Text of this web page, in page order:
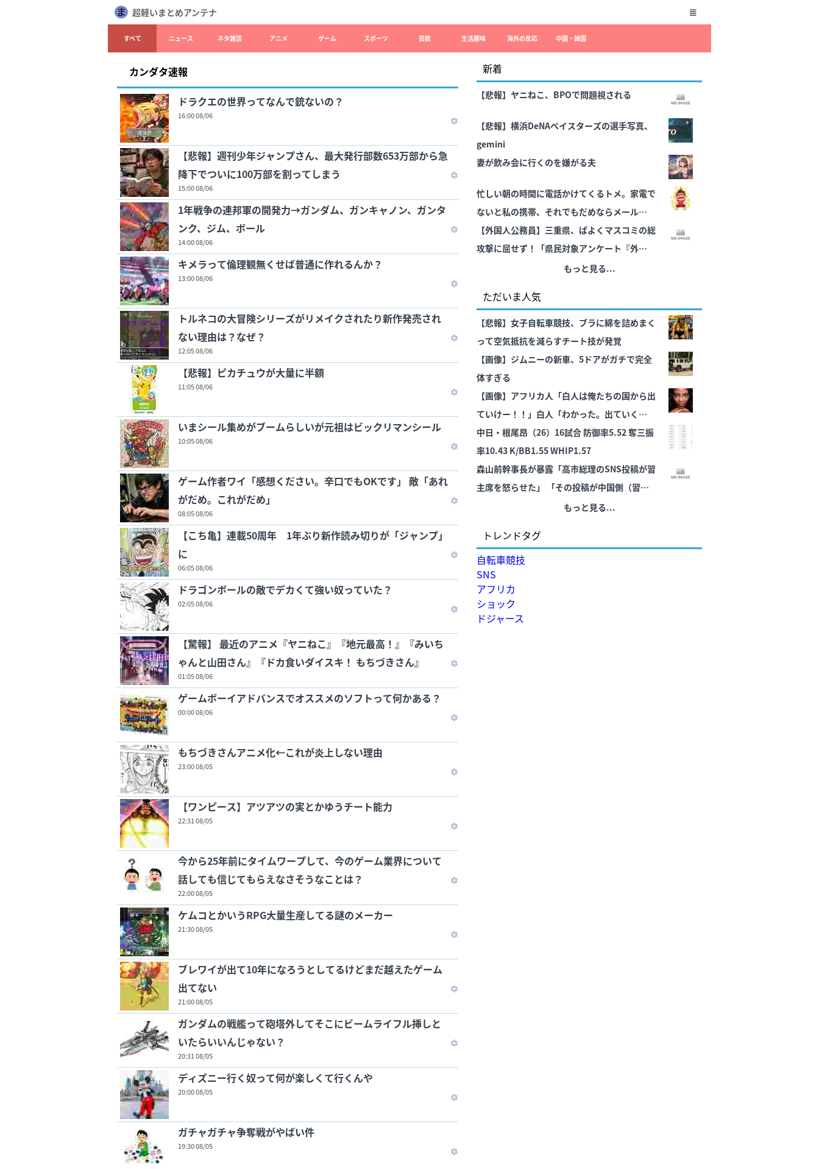
超軽いまとめアンテナ
すべて ニュース ネタ雑談 アニメ ゲーム スポーツ 芸能 生活趣味 海外の反応 中国・韓国
カンダタ速報
ドラクエの世界ってなんで銃ないの？
16:00 08/06
【悲報】週刊少年ジャンプさん、最大発行部数653万部から急
降下でついに100万部を割ってしまう
15:00 08/06
1年戦争の連邦軍の開発力→ガンダム、ガンキャノン、ガンタ
ンク、ジム、ボール
14:00 08/06
キメラって倫理観無くせば普通に作れるんか？
13:00 08/06
トルネコの大冒険シリーズがリメイクされたり新作発売され
ない理由は？なぜ？
12:05 08/06
【悲報】ピカチュウが大量に半額
11:05 08/06
いまシール集めがブームらしいが元祖はビックリマンシール
10:05 08/06
ゲーム作者ワイ「感想ください。辛口でもOKです」 敵「あれ
がだめ。これがだめ」
08:05 08/06
【こち亀】連載50周年 1年ぶり新作読み切りが「ジャンプ」
に
06:05 08/06
ドラゴンボールの敵でデカくて強い奴っていた？
02:05 08/06
【驚報】 最近のアニメ『ヤニねこ』『地元最高！』『みいち
ゃんと山田さん』『ドカ食いダイスキ！ もちづきさん』
01:05 08/06
ゲームボーイアドバンスでオススメのソフトって何かある？
00:00 08/06
もちづきさんアニメ化←これが炎上しない理由
23:00 08/05
【ワンピース】アツアツの実とかゆうチート能力
22:31 08/05
今から25年前にタイムワープして、今のゲーム業界について
話しても信じてもらえなさそうなことは？
22:00 08/05
ケムコとかいうRPG大量生産してる謎のメーカー
21:30 08/05
ブレワイが出て10年になろうとしてるけどまだ越えたゲーム
出てない
21:00 08/05
ガンダムの戦艦って砲塔外してそこにビームライフル挿しと
いたらいいんじゃない？
20:31 08/05
ディズニー行く奴って何が楽しくて行くんや
20:00 08/05
ガチャガチャ争奪戦がやばい件
19:30 08/05
新着
【悲報】ヤニねこ、BPOで問題視される
【悲報】横浜DeNAベイスターズの選手写真、
gemini
妻が飲み会に行くのを嫌がる夫
忙しい朝の時間に電話かけてくるトメ。家電で
ないと私の携帯、それでもだめならメール爆
撃。もうちょっと我慢しようと思ってたけど…
【外国人公務員】三重県、ぱよくマスコミの総
攻撃に屈せず！「県民対象アンケート『外国人
の職員採用を続けるべきか』は差別に該当しな
もっと見る...
ただいま人気
【悲報】女子自転車競技、ブラに綿を詰めまく
って空気抵抗を減らすチート技が発覚
【画像】ジムニーの新車、5ドアがガチで完全
体すぎる
【画像】アフリカ人「白人は俺たちの国から出
ていけー！！」白人「わかった。出ていくわ」
⇒結果！！！
中日・根尾昂（26）16試合 防御率5.52 奪三振
率10.43 K/BB1.55 WHIP1.57
森山前幹事長が暴露「高市総理のSNS投稿が習
主席を怒らせた」 「その投稿が中国側（習近
平主席）を怒らせ、日中関係をこじらせる大き
もっと見る...
トレンドタグ
自転車競技
SNS
アフリカ
ショック
ドジャース